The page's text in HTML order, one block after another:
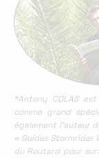
*Antony COLAS
comme grand
également l'auteur
« Guides Stormrider
du Routard pour